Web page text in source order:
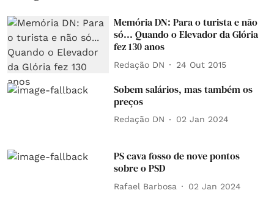
Memória DN: Para o turista e não
só... Quando o Elevador da Glória
fez 130 anos
Redação DN 24 Out 2015
Sobem salários, mas também os
preços
Redação DN 02 Jan 2024
PS cava fosso de nove pontos
sobre o PSD
Rafael Barbosa 02 Jan 2024